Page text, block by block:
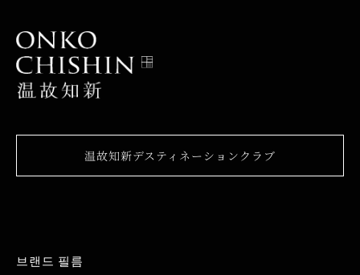
温故知新デスティネーションクラブ
브랜드 필름